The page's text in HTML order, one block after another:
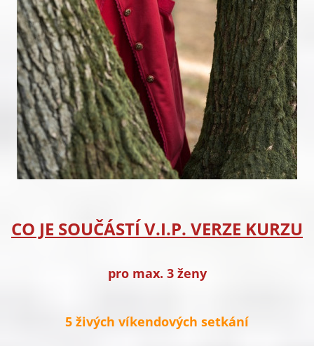
CO JE SOUČÁSTÍ V.I.P. VERZE KURZU
pro max. 3 ženy
5 živých víkendových setkání